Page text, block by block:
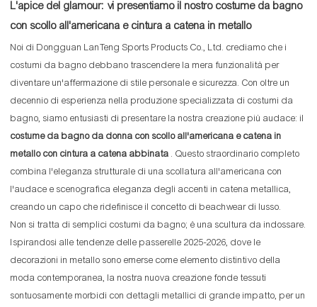
L'apice del glamour: vi presentiamo il nostro costume da bagno
con scollo all'americana e cintura a catena in metallo
Noi di Dongguan LanTeng Sports Products Co., Ltd. crediamo che i
costumi da bagno debbano trascendere la mera funzionalità per
diventare un'affermazione di stile personale e sicurezza. Con oltre un
decennio di esperienza nella produzione specializzata di costumi da
bagno, siamo entusiasti di presentare la nostra creazione più audace: il
costume da bagno da donna con scollo all'americana e catena in
metallo con cintura a catena abbinata . Questo straordinario completo
combina l'eleganza strutturale di una scollatura all'americana con
l'audace e scenografica eleganza degli accenti in catena metallica,
creando un capo che ridefinisce il concetto di beachwear di lusso.
Non si tratta di semplici costumi da bagno; è una scultura da indossare.
Ispirandosi alle tendenze delle passerelle 2025-2026, dove le
decorazioni in metallo sono emerse come elemento distintivo della
moda contemporanea, la nostra nuova creazione fonde tessuti
sontuosamente morbidi con dettagli metallici di grande impatto, per un